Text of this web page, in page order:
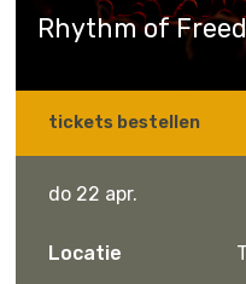
Rhythm of
tickets bestellen
do 22 apr.
Locatie